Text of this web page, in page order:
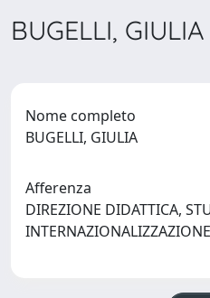
BUGELLI, GIULIA
Nome completo
BUGELLI, GIULIA
Afferenza
DIREZIONE DIDATTICA,
INTERNAZIONALIZZAZIONE